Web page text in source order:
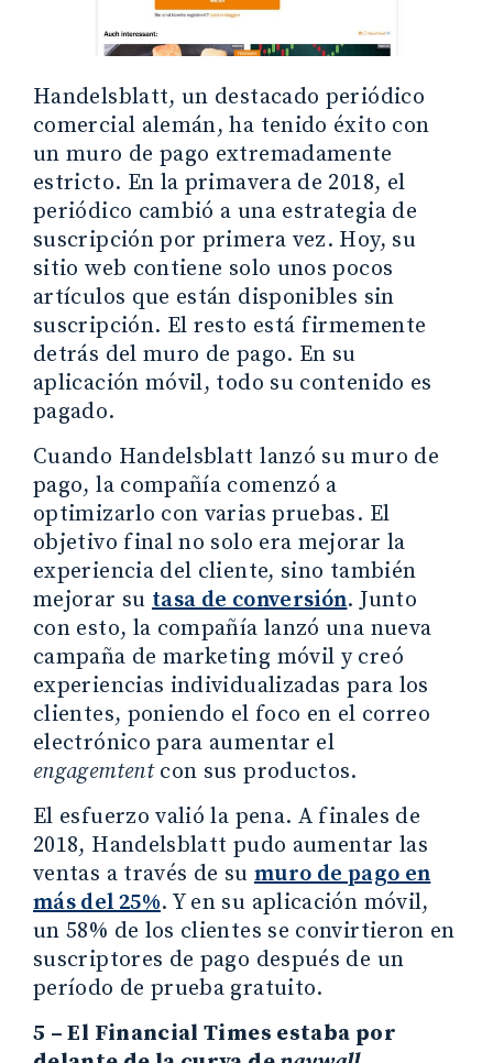
Handelsblatt, un destacado periódico
comercial alemán, ha tenido éxito con
un muro de pago extremadamente
estricto. En la primavera de 2018, el
periódico cambió a una estrategia de
suscripción por primera vez. Hoy, su
sitio web contiene solo unos pocos
artículos que están disponibles sin
suscripción. El resto está firmemente
detrás del muro de pago. En su
aplicación móvil, todo su contenido es
pagado.
Cuando Handelsblatt lanzó su muro de
pago, la compañía comenzó a
optimizarlo con varias pruebas. El
objetivo final no solo era mejorar la
experiencia del cliente, sino también
mejorar su tasa de conversión. Junto
con esto, la compañía lanzó una nueva
campaña de marketing móvil y creó
experiencias individualizadas para los
clientes, poniendo el foco en el correo
electrónico para aumentar el
engagemtent con sus productos.
El esfuerzo valió la pena. A finales de
2018, Handelsblatt pudo aumentar las
ventas a través de su muro de pago en
más del 25%. Y en su aplicación móvil,
un 58% de los clientes se convirtieron en
suscriptores de pago después de un
período de prueba gratuito.
5 – El Financial Times estaba por